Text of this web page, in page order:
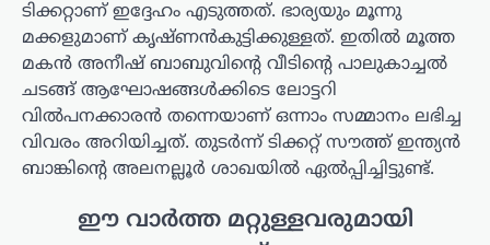
ടിക്കറ്റാണ് ഇദ്ദേഹം എടുത്തത്. ഭാര്യയും മൂന്നു
മക്കളുമാണ് കൃഷ്ണൻകുട്ടിക്കുള്ളത്. ഇതിൽ മൂത്ത
മകൻ അനീഷ് ബാബുവിന്റെ വീടിന്റെ പാലുകാച്ചൽ
ചടങ്ങ് ആഘോഷങ്ങൾക്കിടെ ലോട്ടറി
വിൽപനക്കാരൻ തന്നെയാണ് ഒന്നാം സമ്മാനം ലഭിച്ച
വിവരം അറിയിച്ചത്. തുടർന്ന് ടിക്കറ്റ് സൗത്ത് ഇന്ത്യൻ
ബാങ്കിന്റെ അലനല്ലൂർ ശാഖയിൽ ഏൽപ്പിച്ചിട്ടുണ്ട്.
ഈ വാർത്ത മറ്റുള്ളവരുമായി